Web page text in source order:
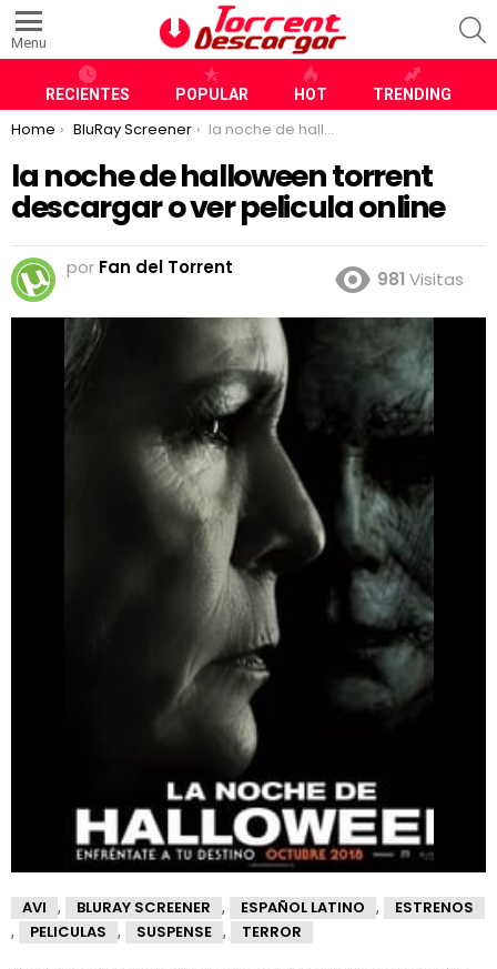
Menu
RECIENTES POPULAR HOT TRENDING
You are here:
Home BluRay Screener la noche de halloween torrent descargar o ver pelicula online
la noche de halloween torrent
descargar o ver pelicula online
por Fan del Torrent
981 Visitas
AVI , BLURAY SCREENER , ESPAÑOL LATINO ,
ESTRENOS
,
PELICULAS , SUSPENSE , TERROR